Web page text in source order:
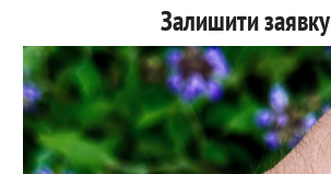
Залишити заявку